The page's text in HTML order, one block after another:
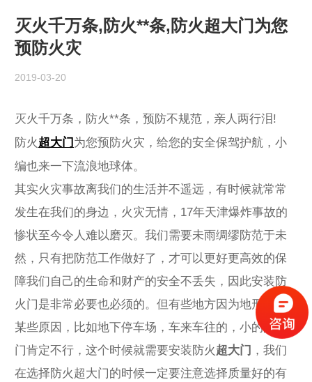
灭火千万条,防火**条,防火超大门为您
预防火灾
2019-03-20
灭火千万条，防火**条，预防不规范，亲人两行泪!
防火超大门 ‍为您预防火灾，给您的安全保驾护航， 小
编也来一下流浪地球体。
其实火灾事故离我们的生活并不遥远，有时候就常常
发生在我们的身边，火灾无情，17年天津爆炸事故的
惨状至今令人难以磨灭。我们需要未雨绸缪防范于未
然，只有把防范工作做好了，才可以更好更高效的保
障我们自己的生命和财产的安全不丢失，因此安装防
火门是非常必要也必须的。但有些地方因为地形或者
某些原因，比如地下停车场，车来车往的，小的防火
门肯定不行，这个时候就需要安装防火超大门 ，我们
在选择防火超大门的时候一定要注意选择质量好的有